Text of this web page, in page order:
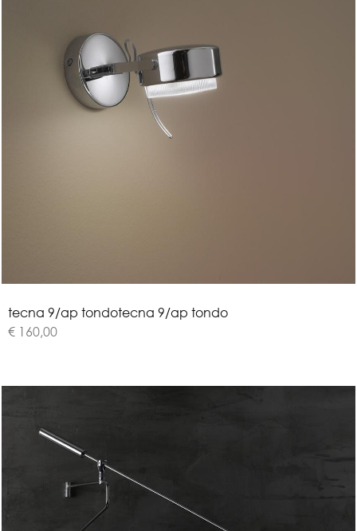
tecna 9/ap tondotecna 9/ap tondo
€ 160,00